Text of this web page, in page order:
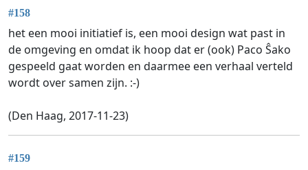
#158
het een mooi initiatief is, een mooi design wat past in
de omgeving en omdat ik hoop dat er (ook) Paco Ŝako
gespeeld gaat worden en daarmee een verhaal verteld
wordt over samen zijn. :-)
(Den Haag, 2017-11-23)
#159